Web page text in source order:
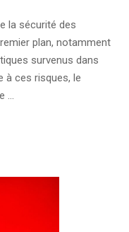
la sécurité des
plan, notamment
survenus dans
à ces risques, le
…